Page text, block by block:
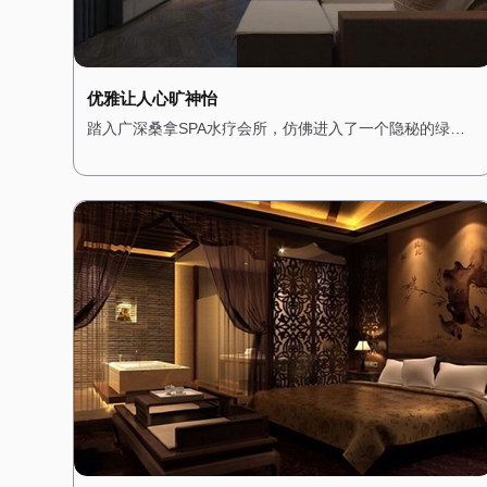
优雅让人心旷神怡
踏入广深桑拿SPA水疗会所，仿佛进入了一个隐秘的绿
嚣。一进门，便被满眼的绿植所吸引，仿佛置身于热带雨
林之中。墙壁上爬满了青藤，空气中弥漫着淡淡的薰衣草
香，让人心旷神怡。 会所的装修风格融合了自然与现代元
素，木质的地板和装饰搭配柔和的灯光，营造出一种温馨
而宁静的氛围。桑拿房被设计成半开放式，四周环绕着绿
植，让人在享受桑拿的同时，也能感受到自然的气息。水
疗区域则配备了舒适的按摩床和私人浴缸，每个角落都经
过精心布置，确保顾客在放松身心的同时，也能享受视觉
上的愉悦。 这里不仅是一个放松身心的场所，更是一个远
离都市喧嚣的隐秘花园，让每一位顾客都能在这里找到属
于自己的宁静。